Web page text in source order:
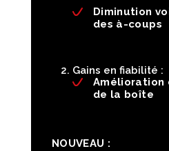
Diminution
des à-coups
Gains en fiabilité :
Amélioration
de la boîte
NOUVEAU :